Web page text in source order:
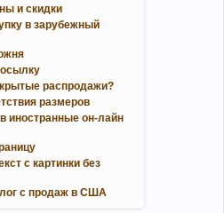
и скидки
в зарубежный
распродажи?
размеров
иностранные он-лайн
с картинки без
с продаж в США